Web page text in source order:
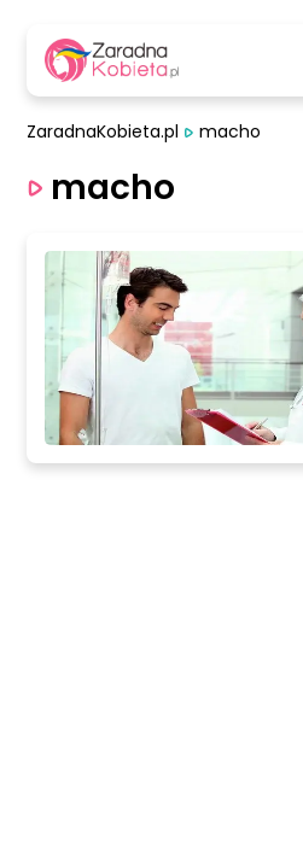
ZaradnaKobieta.pl macho
macho